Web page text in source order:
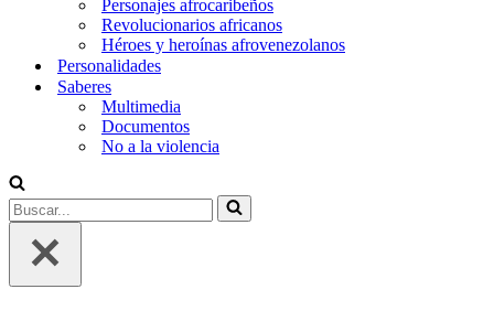
Personajes afrocaribeños
Revolucionarios africanos
Héroes y heroínas afrovenezolanos
Personalidades
Saberes
Multimedia
Documentos
No a la violencia
Buscar...